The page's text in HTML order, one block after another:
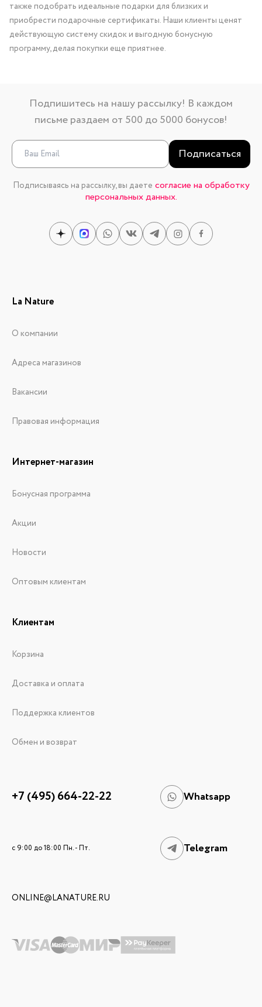
также подобрать идеальные подарки для близких и
приобрести подарочные сертификаты. Наши клиенты ценят
действующую систему скидок и выгодную бонусную
программу, делая покупки еще приятнее.
Подпишитесь на нашу рассылку! В каждом
письме раздаем от 500 до 5000 бонусов!
Подписаться
Подписываясь на рассылку, вы даете согласие на обработку
персональных данных.
La Nature
О компании
Адреса магазинов
Вакансии
Правовая информация
Интернет-магазин
Бонусная программа
Акции
Новости
Оптовым клиентам
Клиентам
Корзина
Доставка и оплата
Поддержка клиентов
Обмен и возврат
+7 (495) 664-22-22 Whatsapp
c 9:00 до 18:00 Пн. - Пт. Telegram
ONLINE@LANATURE.RU